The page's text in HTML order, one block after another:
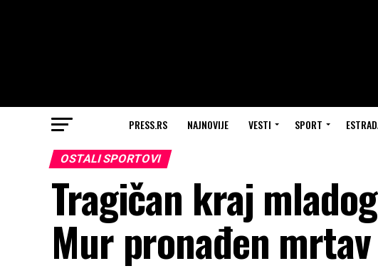
PRESS.RS NAJNOVIJE VESTI SPORT
OSTALI SPORTOVI
Tragičan kraj
Mur pronađen